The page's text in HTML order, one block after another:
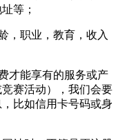
等；
职业，教育，收入
能享有的服务或产
赛活动），我们会要
比如信用卡号码或身